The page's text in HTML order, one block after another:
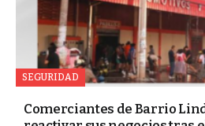
SEGURIDAD
Comerciantes de Barrio